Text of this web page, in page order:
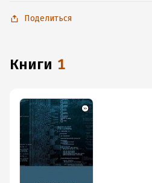
даже без подключения к интернету.
Поделиться
книги 1